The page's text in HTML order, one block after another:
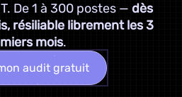
De 1 à 300 postes — dès
résiliable librement les 3
mois.
audit gratuit